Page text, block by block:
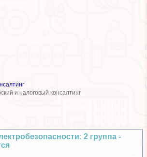
и налоговый консалтинг
2 группа -